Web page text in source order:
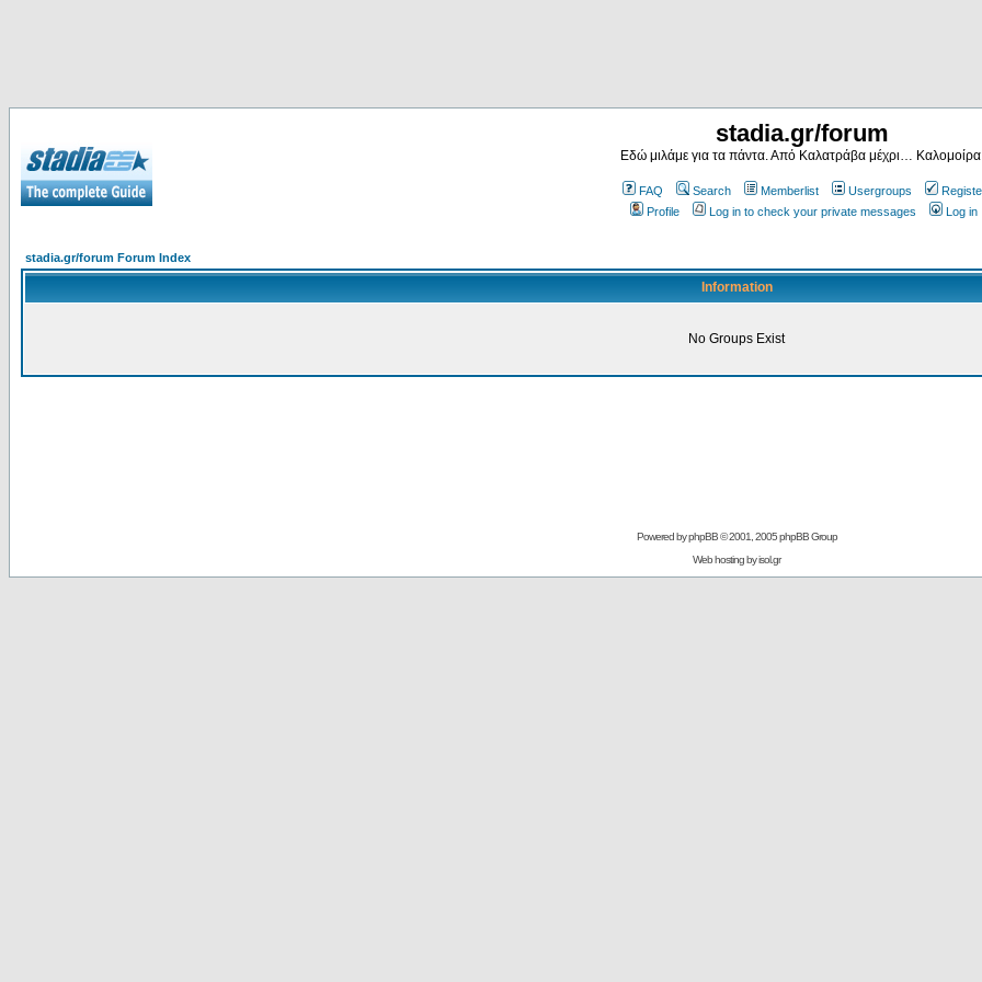
stadia.gr/forum
Εδώ μιλάμε για τα πάντα. Από Καλατράβα μέχρι…
FAQ Search Memberlist Usergroups
Profile
Log in to check your private messages Log in
stadia.gr/forum Forum Index
Information
No Groups Exist
Powered byphpBB© 2001, 2005 phpBB Group
Web hosting byisol.gr